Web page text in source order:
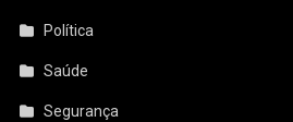
Política
Saúde
Segurança